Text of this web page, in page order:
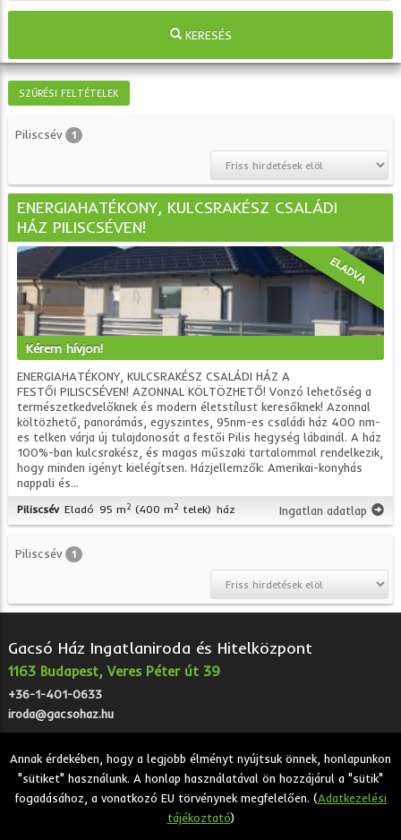
Annak érdekében, hogy a legjobb élményt nyújtsuk önnek, honlapunkon
"sütiket" használunk. A honlap használatával ön hozzájárul a "sütik"
fogadásához, a vonatkozó EU törvénynek megfelelően. (Adatkezelési
tájékoztató)
KERESÉS
SZŰRÉSI FELTÉTELEK
Piliscsév 1
ENERGIAHATÉKONY, KULCSRAKÉSZ CSALÁDI
HÁZ PILISCSÉVEN!
ELADVA
Kérem hívjon!
ENERGIAHATÉKONY, KULCSRAKÉSZ CSALÁDI HÁZ A
FESTŐI PILISCSÉVEN! AZONNAL KÖLTÖZHETŐ! Vonzó lehetőség a
természetkedvelőknek és modern életstílust keresőknek! Azonnal
költözhető, panorámás, egyszintes, 95nm-es családi ház 400 nm-
es telken várja új tulajdonosát a festői Pilis hegység lábainál. A ház
100%-ban kulcsrakész, és magas műszaki tartalommal rendelkezik,
hogy minden igényt kielégítsen. Házjellemzők: Amerikai-konyhás
nappali és...
Piliscsév Eladó 95 m2 (400 m2 telek) ház Ingatlan adatlap
Piliscsév 1
Gacsó Ház Ingatlaniroda és Hitelközpont
1163 Budapest, Veres Péter út 39
+36-1-401-0633
iroda@gacsohaz.hu
2026 © Gacsó Ház Ingatlaniroda és Hitelközpont - Eladó,
kiadó, bérbeadó ingatlanok.